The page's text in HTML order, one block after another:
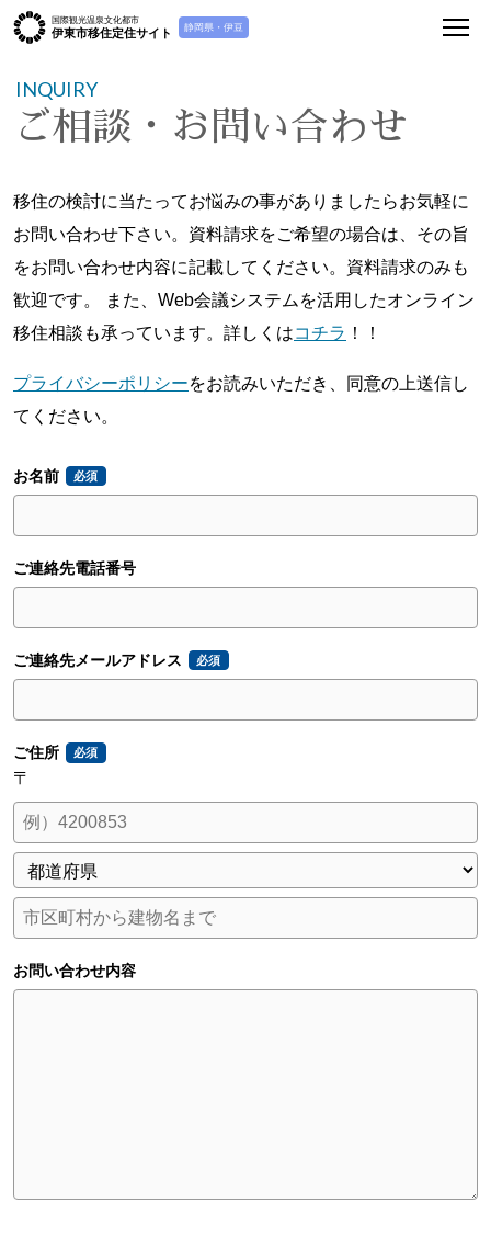
国際観光温泉文化都市
伊東市移住定住サイト 静岡県・伊豆
INQUIRY
ご相談・お問い合わせ
移住の検討に当たってお悩みの事がありましたらお気軽に
お問い合わせ下さい。資料請求をご希望の場合は、その旨
をお問い合わせ内容に記載してください。資料請求のみも
歓迎です。 また、Web会議システムを活用したオンライン
移住相談も承っています。詳しくはコチラ ！！
プライバシーポリシーをお読みいただき、同意の上送信し
てください。
お名前 必須
ご連絡先電話番号
ご連絡先メールアドレス 必須
ご住所 必須
〒
お問い合わせ内容